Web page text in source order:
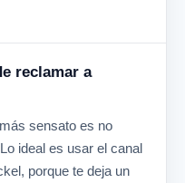
reclamar a
sensato es no
ideal es usar el canal
porque te deja un